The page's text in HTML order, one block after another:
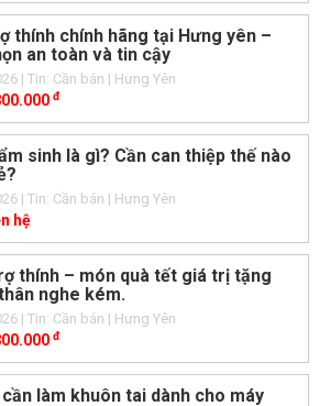
thính chính hãng tại Hưng yên –
an toàn và tin cậy
| Tin: Cần bán | Hưng Yên
đ
sinh là gì? Cần can thiệp thế nào
| Tin: Cần bán | Hưng Yên
hệ
thính – món quà tết giá trị tặng
nghe kém.
| Tin: Cần bán | Hưng Yên
đ
làm khuôn tai dành cho máy